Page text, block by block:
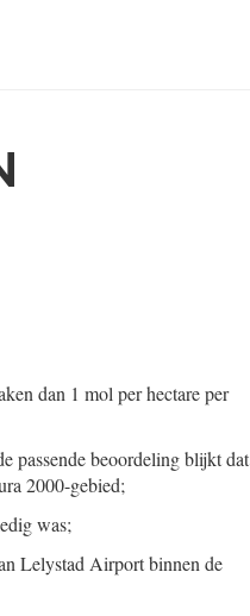
dan 1 mol per hectare per
passende beoordeling blijkt dat
2000-gebied;
was;
Lelystad Airport binnen de